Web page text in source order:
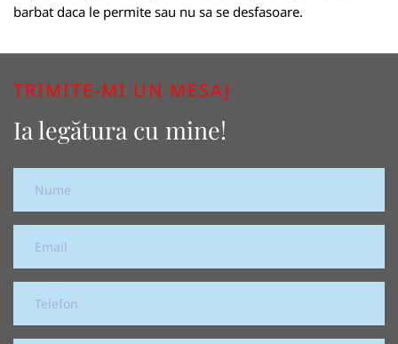
barbat daca le permite sau nu sa se desfasoare.
TRIMITE-MI UN MESAJ
Ia legătura cu mine!